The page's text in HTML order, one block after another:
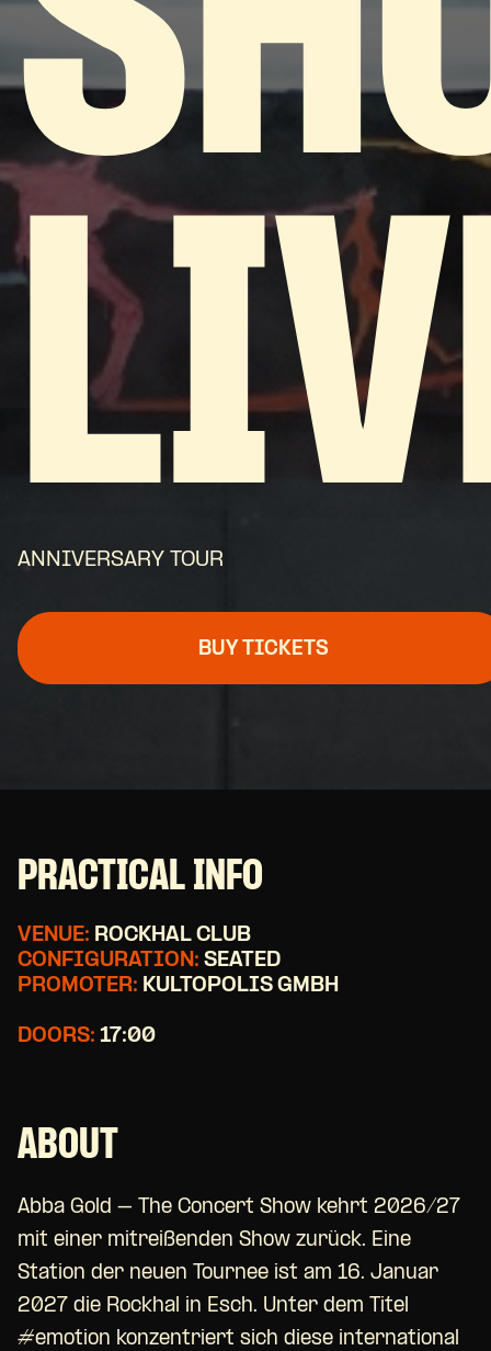
ANNIVERSARY TOUR
BUY TICKETS
PRACTICAL INFO
VENUE: ROCKHAL CLUB
CONFIGURATION: SEATED
PROMOTER: KULTOPOLIS GMBH
DOORS: 17:00
ABOUT
Abba Gold – The Concert Show kehrt 2026/27
mit einer mitreißenden Show zurück. Eine
Station der neuen Tournee ist am 16. Januar
2027 die Rockhal in Esch. Unter dem Titel
#emotion konzentriert sich diese international